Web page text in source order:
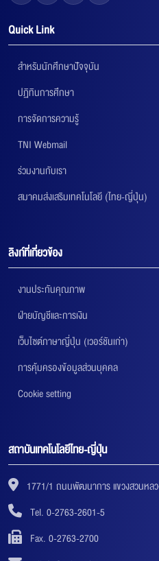
Quick Link
สำหรับนักศึกษาปัจจุบัน
ปฏิทินการศึกษา
การจัดการความรู้
TNI Webmail
ร่วมงานกับเรา
สมาคมส่งเสริมเทคโนโลยี (ไทย-ญี่ปุ่น)
ลิงก์ที่เกี่ยวข้อง
งานประกันคุณภาพ
ฝ่ายบัญชีและการเงิน
เว็บไซต์ภาษาญี่ปุ่น (เวอร์ชันเก่า)
การคุ้มครองข้อมูลส่วนบุคคล
Cookie setting
สถาบันเทคโนโลยีไทย-ญี่ปุ่น
1771/1 ถนนพัฒนาการ แขวงสวนหล
Tel. 0-2763-2601-5
Fax. 0-2763-2700